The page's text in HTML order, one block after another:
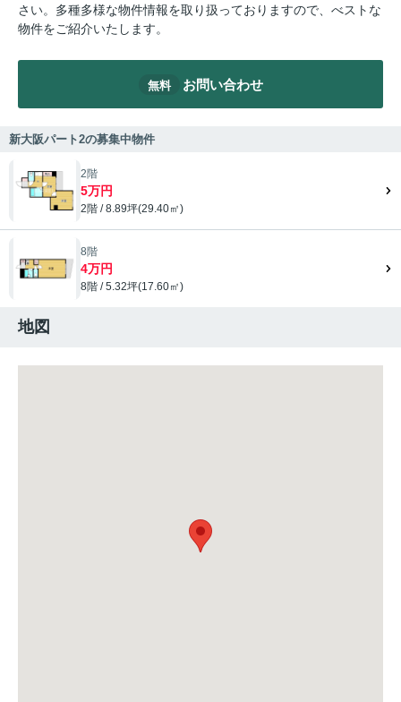
さい。多種多様な物件情報を取り扱っておりますので、べストな
物件をご紹介いたします。
無料 お問い合わせ
新大阪パート2の募集中物件
2階
5万円
2階 / 8.89坪(29.40㎡)
8階
4万円
8階 / 5.32坪(17.60㎡)
地図